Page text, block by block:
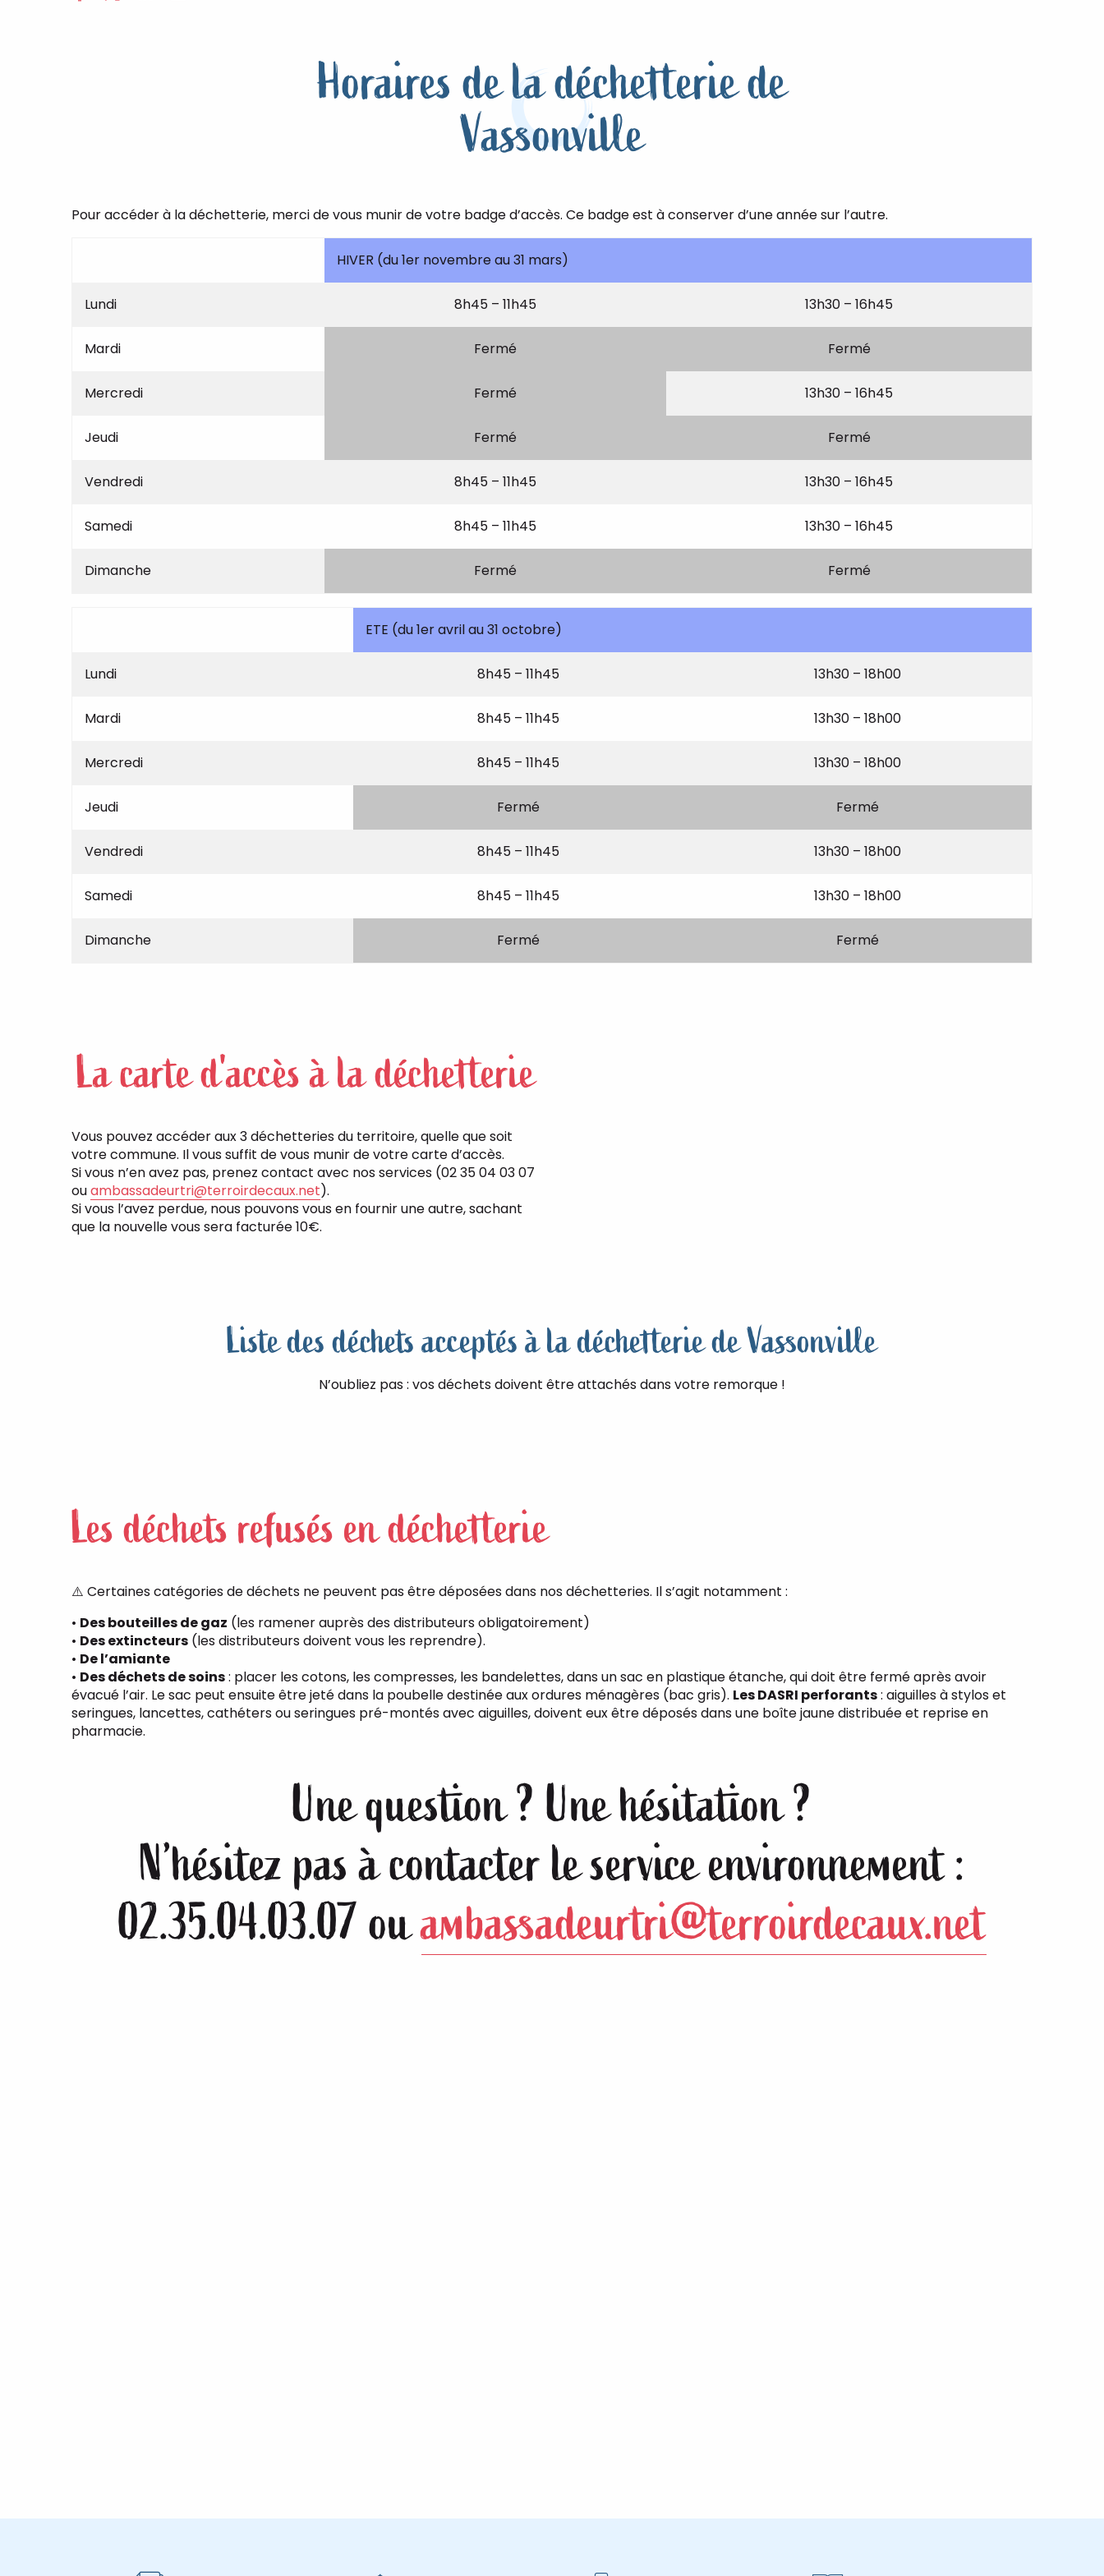
Horaires de la déchetterie de
Vassonville
Pour accéder à la déchetterie, merci de vous munir de votre badge d’accès. Ce badge est à conserver d’une année sur l’autre.
HIVER (du 1er novembre au 31 mars)
Lundi 8h45 – 11h45 13h30 – 16h45
Mardi Fermé Fermé
Mercredi Fermé 13h30 – 16h45
Jeudi Fermé Fermé
Vendredi 8h45 – 11h45 13h30 – 16h45
Samedi 8h45 – 11h45 13h30 – 16h45
Dimanche Fermé Fermé
ETE (du 1er avril au 31 octobre)
Lundi 8h45 – 11h45 13h30 – 18h00
Mardi 8h45 – 11h45 13h30 – 18h00
Mercredi 8h45 – 11h45 13h30 – 18h00
Jeudi Fermé Fermé
Vendredi 8h45 – 11h45 13h30 – 18h00
Samedi 8h45 – 11h45 13h30 – 18h00
Dimanche Fermé Fermé
La carte d'accès à la déchetterie
Vous pouvez accéder aux 3 déchetteries du territoire, quelle que soit
votre commune. Il vous suffit de vous munir de votre carte d’accès.
Si vous n’en avez pas, prenez contact avec nos services (02 35 04 03 07
ouambassadeurtri@terroirdecaux.net).
Si vous l’avez perdue, nous pouvons vous en fournir une autre, sachant
que la nouvelle vous sera facturée 10€.
Liste des déchets acceptés à la déchetterie de Vassonville
N’oubliez pas : vos déchets doivent être attachés dans votre remorque !
Les déchets refusés en déchetterie
⚠️ Certaines catégories de déchets ne peuvent pas être déposées dans nos déchetteries. Il s’agit notamment :
• Des bouteilles de gaz (les ramener auprès des distributeurs obligatoirement)
• Des extincteurs (les distributeurs doivent vous les reprendre).
• De l’amiante
• Des déchets de soins: placer les cotons, les compresses, les bandelettes, dans un sac en plastique étanche, qui doit être fermé après avoir
évacué l’air. Le sac peut ensuite être jeté dans la poubelle destinée aux ordures ménagères (bac gris). Les DASRI perforants: aiguilles à stylos et
seringues, lancettes, cathéters ou seringues pré-montés avec aiguilles, doivent eux être déposés dans une boîte jaune distribuée et reprise en
pharmacie.
Une question ? Une hésitation ?
N’hésitez pas à contacter le service environnement :
02.35.04.03.07 ouambassadeurtri@terroirdecaux.net